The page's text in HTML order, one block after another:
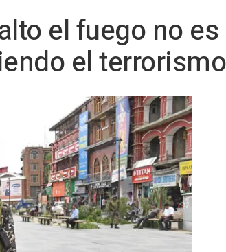
el fuego no
el